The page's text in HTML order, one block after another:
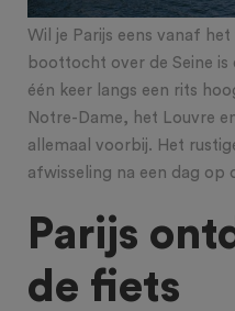
Wil je Parijs eens vanaf
boottocht over de Seine
één keer langs een rits
Notre-Dame, het Louvre
allemaal voorbij. Het
afwisseling na een dag op
Parijs
de fiets